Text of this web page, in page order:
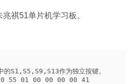
祺51单片机学习板。
的S1,S5,S9,S13作为独立按键。
00 55 01 00 00 00 00 41